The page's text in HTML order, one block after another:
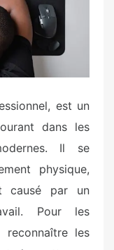
est un
dans les
Il se
physique,
causé par un
Pour les
les